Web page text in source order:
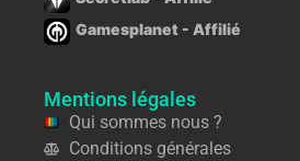
Gamesplanet - Affilié
Mentions légales
Qui sommes nous ?
Conditions générales